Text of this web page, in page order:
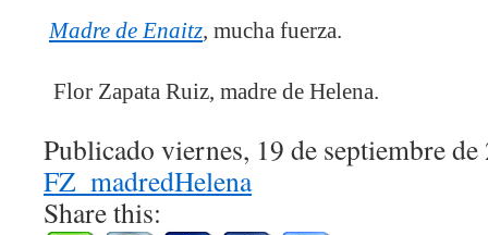
Madre de Enaitz, mucha fuerza.
Flor Zapata Ruiz, madre de Helena.
Publicado viernes, 19 de septiembre
FZ_madredHelena
Share this: